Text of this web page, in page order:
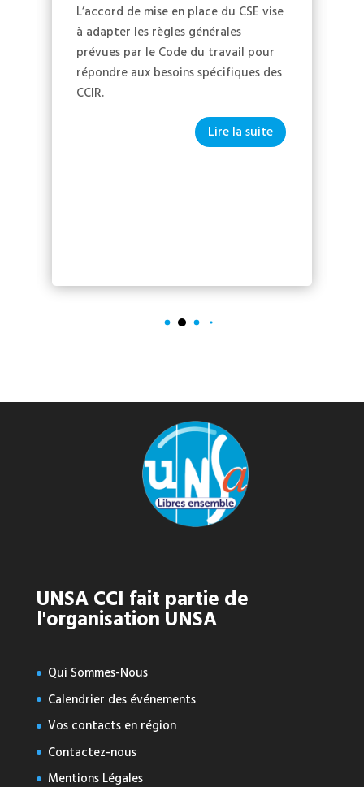
L’accord de mise en place du CSE vise
à adapter les règles générales
prévues par le Code du travail pour
répondre aux besoins spécifiques des
CCIR.
Lire la suite
UNSA CCI fait partie de
l'organisation UNSA
Qui Sommes-Nous
Calendrier des événements
Vos contacts en région
Contactez-nous
Mentions Légales